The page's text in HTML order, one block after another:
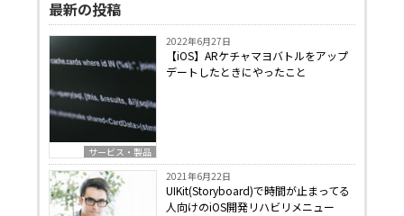
最新の投稿
サービス・製品
2022年6月27日
【iOS】ARケチャマヨバトルをアップ
デートしたときにやったこと
2021年6月22日
UIKit(Storyboard)で時間が止まってる
人向けのiOS開発リハビリメニュー